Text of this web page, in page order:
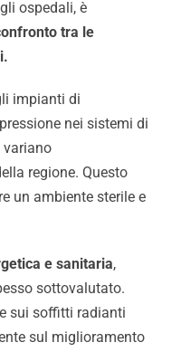
ospedali, è
tra le
impianti di
nei sistemi di
variano
regione. Questo
un ambiente sterile e
e sanitaria,
sottovalutato.
sui soffitti radianti
sul miglioramento